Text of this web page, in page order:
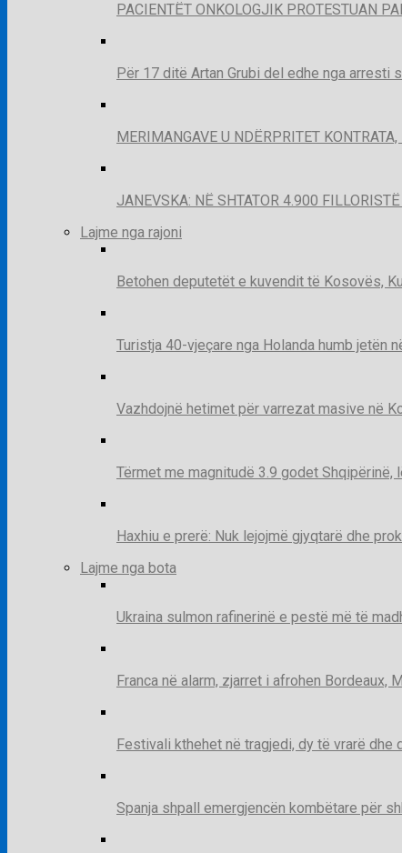
PACIENTËT ONKOLOGJIK PROTESTUAN
Për 17 ditë Artan Grubi del edhe nga arresti
MERIMANGAVE U NDËRPRITET
JANEVSKA: NË SHTATOR 4.900
Lajme nga rajoni
Betohen deputetët e kuvendit të Kosovës,
Turistja 40-vjeçare nga Holanda humb jetën
Vazhdojnë hetimet për varrezat masive në
Tërmet me magnitudë 3.9 godet Shqipërinë,
Haxhiu e prerë: Nuk lejojmë gjyqtarë dhe
Lajme nga bota
Ukraina sulmon rafinerinë e pestë më të
Franca në alarm, zjarret i afrohen Bordeaux,
Festivali kthehet në tragjedi, dy të vrarë
Spanja shpall emergjencën kombëtare për